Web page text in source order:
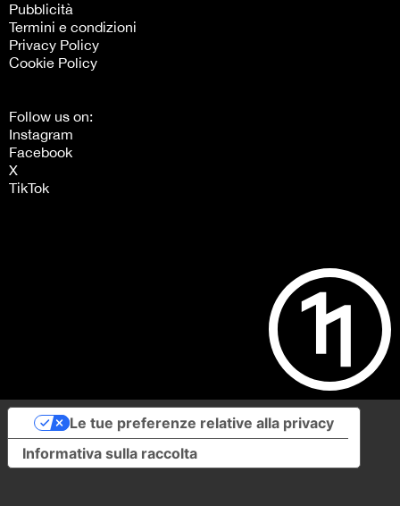
Pubblicità
Termini e condizioni
Privacy Policy
Cookie Policy
Follow us on:
Instagram
Facebook
X
TikTok
Informativa sulla raccolta
Le tue preferenze relative alla privacy